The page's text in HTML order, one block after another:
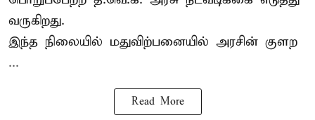
வருகிறது.
இந்த நிலையில் மதுவிற்பனையில் அரசின் குளற
...
Read More